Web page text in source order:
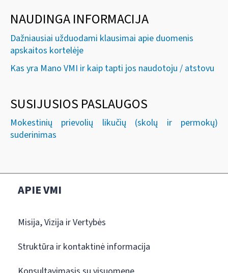
NAUDINGA INFORMACIJA
Dažniausiai užduodami klausimai apie duomenis
apskaitos kortelėje
Kas yra Mano VMI ir kaip tapti jos naudotoju / atstovu
SUSIJUSIOS PASLAUGOS
Mokestinių prievolių likučių (skolų ir permokų)
suderinimas
APIE VMI
Misija, Vizija ir Vertybės
Struktūra ir kontaktinė informacija